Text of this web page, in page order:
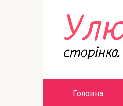
Головна